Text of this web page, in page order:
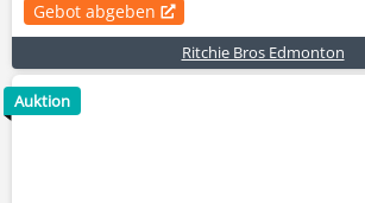
Gebot abgeben
Ritchie Bros Edmonton
Auktion